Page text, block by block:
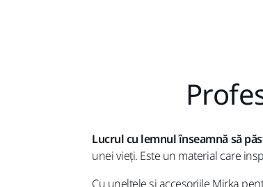
Lucrul cu lemnul înseamnă să
unei vieți. Este un material care
Cu uneltele și accesoriile Mirka